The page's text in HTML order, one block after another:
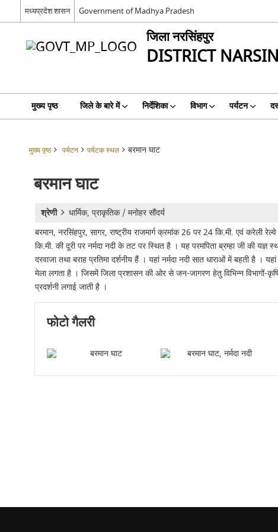
मध्यप्रदेश शासन Government of Madhya Pradesh
जिला नरसिंहपुर
DISTRICT
मुख्य पृष्ठ जिले के बारे में निर्देशिका विभाग पर्यटन
मुख्य पृष्ठ पर्यटन पर्यटक स्थल बरमान घाट
बरमान घाट
श्रेणी
धार्मिक, प्राकृतिक / मनोहर सौंदर्य
बरमान, नरसिंहपुर, सागर, राष्ट्रीय राजमार्ग क्रमांक 26 पर 24 कि.मी. एवं करेली
कि.मी. की दूरी पर नर्मदा नदी के तट पर स्थित है । यह परमपिता ब्रम्हा जी की यज्ञ
दरवाजा तथा बराह प्रतिमा दर्शनीय हैं । यहां नर्मदा नदी सात धाराओं में बहती है ।
मेला लगता है । जिसमें जिला प्रशासन की ओर से जन-जागरण हेतु विभिन्न विभागों-
प्रदर्शनी लगाई जाती है ।
फोटो गैलरी